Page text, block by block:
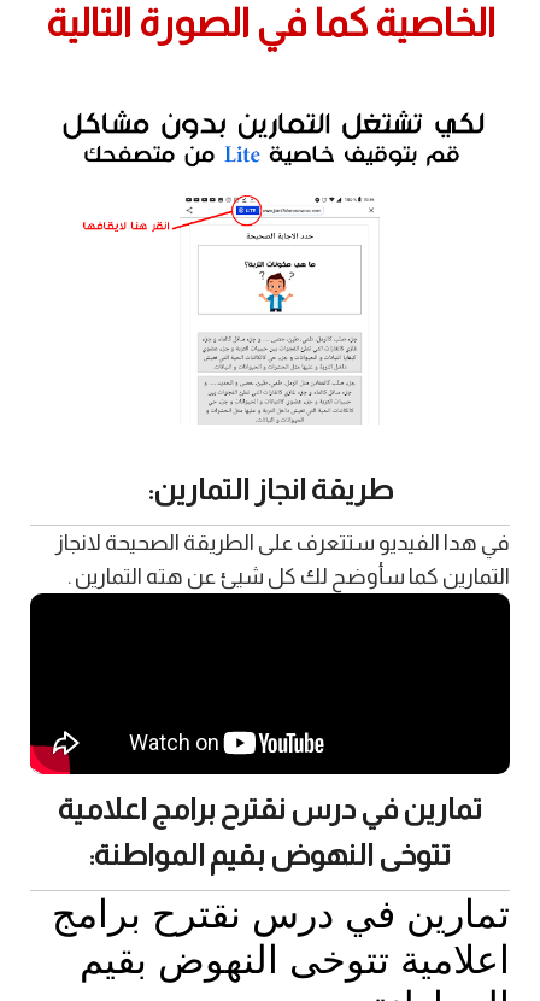
الخاصية كما في الصورة التالية
طريقة انجاز التمارين:
في هدا الفيديو ستتعرف على الطريقة الصحيحة لانجاز
التمارين كما سأوضح لك كل شيئ عن هته التمارين .
تمارين في درس نقترح برامج اعلامية
تتوخى النهوض بقيم المواطنة: